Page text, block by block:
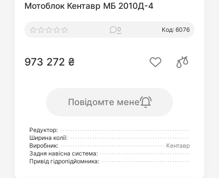
Мотоблок Кентавр МБ 2010Д-4
0 Код: 6076
973 272 ₴
Повідомте мене
Редуктор:
Ширина колії:
Виробник:
Кентавр
Задня навісна система:
Привід гідропідйомника: